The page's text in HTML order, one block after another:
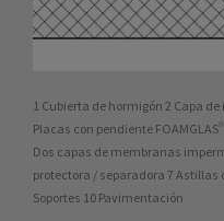
1 Cubierta de hormigón 2 Capa
Placas con pendiente
Dos capas de membranas
protectora / separadora 7 Astillas
Soportes 10 Pavimentación